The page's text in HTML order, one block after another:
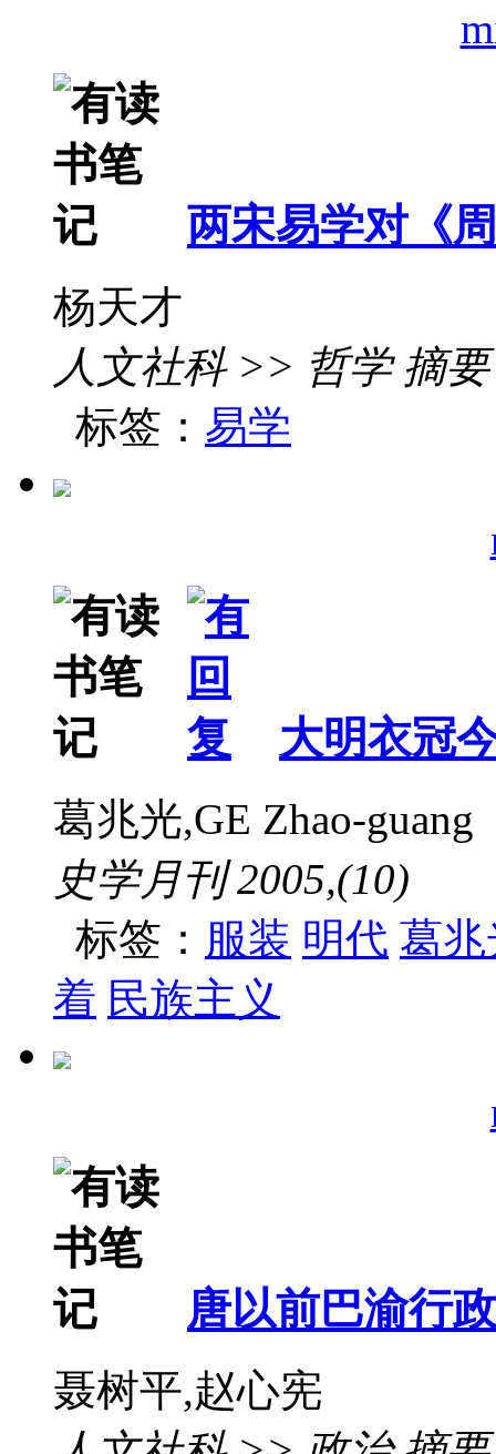
两宋易学对《
杨天才
人文社科 >> 哲学 摘要
标签： 易学
大明衣冠
葛兆光,GE Zhao-guang
史学月刊 2005,(10)
标签： 服装 明代 葛兆
着 民族主义
唐以前巴渝行
聂树平,赵心宪